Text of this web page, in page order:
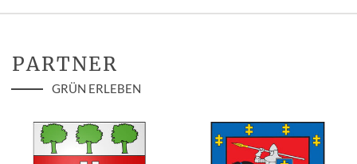
PARTNER
GRÜN ERLEBEN